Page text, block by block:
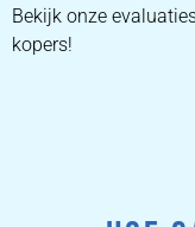
Bekijk onze
kopers!